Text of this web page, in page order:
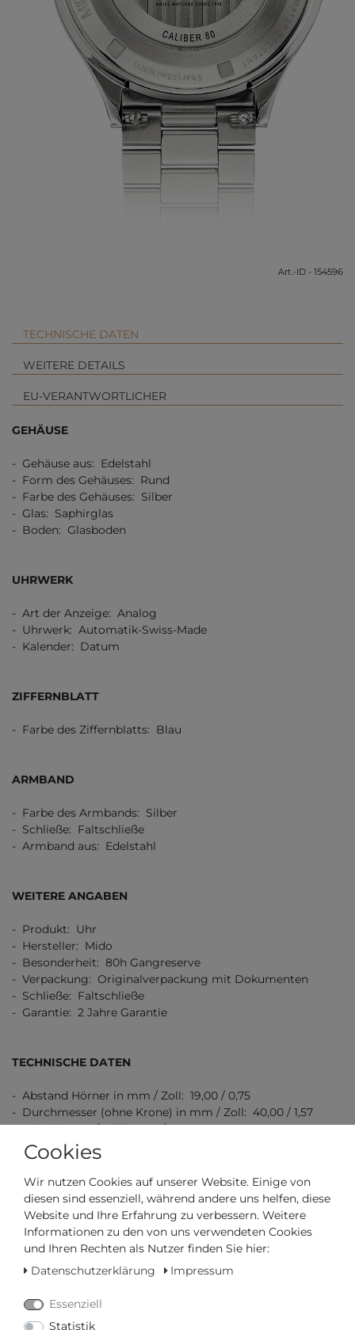
Art.-ID - 154596
TECHNISCHE DATEN
WEITERE DETAILS
EU-VERANTWORTLICHER
GEHÄUSE
- Gehäuse aus: Edelstahl
- Form des Gehäuses: Rund
- Farbe des Gehäuses: Silber
- Glas: Saphirglas
- Boden: Glasboden
UHRWERK
- Art der Anzeige: Analog
- Uhrwerk: Automatik-Swiss-Made
- Kalender: Datum
ZIFFERNBLATT
- Farbe des Ziffernblatts: Blau
ARMBAND
- Farbe des Armbands: Silber
- Schließe: Faltschließe
- Armband aus: Edelstahl
WEITERE ANGABEN
- Produkt: Uhr
- Hersteller: Mido
- Besonderheit: 80h Gangreserve
- Verpackung: Originalverpackung mit Dokumenten
- Schließe: Faltschließe
- Garantie: 2 Jahre Garantie
TECHNISCHE DATEN
- Abstand Hörner in mm / Zoll: 19,00 / 0,75
- Durchmesser (ohne Krone) in mm / Zoll: 40,00 / 1,57
- Höhe in mm / Zoll: 12,00 / 0,47
- Wasserdicht bis (bar): 5,00
- Gewicht in g / unzen: 120,00 / 4,23
Cookies
Wir nutzen Cookies auf unserer Website. Einige von
diesen sind essenziell, während andere uns helfen, diese
Website und Ihre Erfahrung zu verbessern. Weitere
Informationen zu den von uns verwendeten Cookies
und Ihren Rechten als Nutzer finden Sie hier:
Datenschutzerklärung
Impressum
Essenziell
Statistik